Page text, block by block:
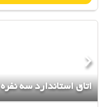
اتاق استاندارد سه نفره